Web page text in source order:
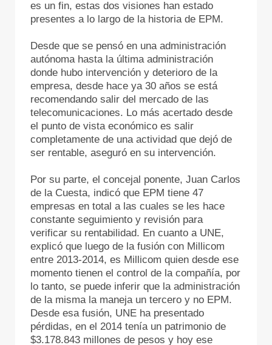
es un fin, estas dos visiones han estado
presentes a lo largo de la historia de EPM.
Desde que se pensó en una administración
autónoma hasta la última administración
donde hubo intervención y deterioro de la
empresa, desde hace ya 30 años se está
recomendando salir del mercado de las
telecomunicaciones. Lo más acertado desde
el punto de vista económico es salir
completamente de una actividad que dejó de
ser rentable, aseguró en su intervención.
Por su parte, el concejal ponente, Juan Carlos
de la Cuesta, indicó que EPM tiene 47
empresas en total a las cuales se les hace
constante seguimiento y revisión para
verificar su rentabilidad. En cuanto a UNE,
explicó que luego de la fusión con Millicom
entre 2013-2014, es Millicom quien desde ese
momento tienen el control de la compañía, por
lo tanto, se puede inferir que la administración
de la misma la maneja un tercero y no EPM.
Desde esa fusión, UNE ha presentado
pérdidas, en el 2014 tenía un patrimonio de
$3.178.843 millones de pesos y hoy ese